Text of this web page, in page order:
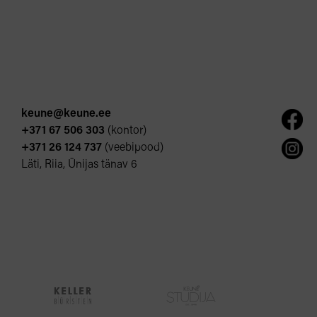
keune@keune.ee
+371 67 506 303 (kontor)
+371 26 124 737 (veebipood)
Läti, Riia, Ūnijas tänav 6